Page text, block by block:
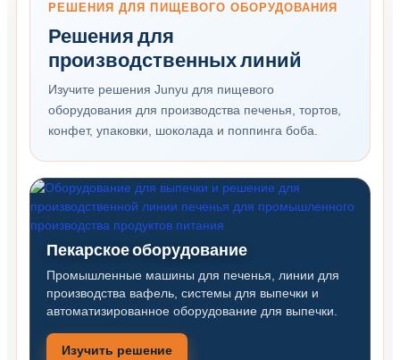
РЕШЕНИЯ ДЛЯ ПИЩЕВОГО ОБОРУДОВАНИЯ
Решения для
производственных линий
Изучите решения Junyu для пищевого
оборудования для производства печенья, тортов,
конфет, упаковки, шоколада и поппинга боба.
Пекарское оборудование
Промышленные машины для печенья, линии для
производства вафель, системы для выпечки и
автоматизированное оборудование для выпечки.
Изучить решение